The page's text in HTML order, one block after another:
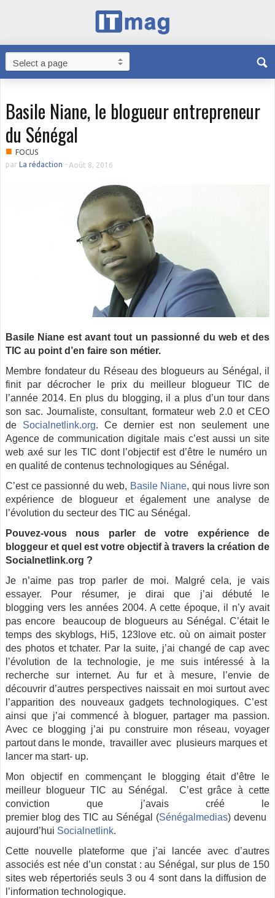
Basile Niane, le blogueur entrepreneur
du Sénégal
■ FOCUS
par La rédaction - Août 8, 2016
Basile Niane est avant tout un passionné du web et des
TIC au point d’en faire son métier.
Membre fondateur du Réseau des blogueurs au Sénégal, il
finit par décrocher le prix du meilleur blogueur TIC de
l’année 2014. En plus du blogging, il a plus d’un tour dans
son sac. Journaliste, consultant, formateur web 2.0 et CEO
de Socialnetlink.org. Ce dernier est non seulement une
Agence de communication digitale mais c’est aussi un site
web axé sur les TIC dont l’objectif est d’être le numéro un
en qualité de contenus technologiques au Sénégal.
C’est ce passionné du web, Basile Niane, qui nous livre son
expérience de blogueur et également une analyse de
l’évolution du​ ​secteur​ ​des​ ​TIC​ ​au​ ​Sénégal.
Pouvez-vous nous parler de votre expérience de
bloggeur et quel est votre objectif à travers la création de
Socialnetlink.org ?
Je n’aime pas trop parler de moi. Malgré cela, je vais
essayer. Pour résumer, je dirai que j’ai débuté le
blogging vers les années 2004. A cette époque, il n’y avait
pas encore beaucoup de blogueurs au Sénégal. C’était le
temps des skyblogs, Hi5, 123love etc. où​ ​on​ ​aimait​ ​poster​ ​
des​ ​photos​ et ​tchater. Par la suite, j’ai changé de cap avec
l’évolution de la technologie, je me suis intéressé à la
recherche sur internet. Au fur et à mesure, l’envie de
découvrir d’autres perspectives naissait en moi surtout avec
l’apparition des nouveaux gadgets technologiques. C’est
ainsi que j’ai commencé à bloguer, partager ma passion.
Avec ce blogging j’ai pu construire ​mon réseau, voyager
partout dans​ ​le​ ​monde,​ ​​ ​travailler​ ​avec​ ​​ ​plusieurs​ ​marques​ ​et​ ​
lancer​ ​ma start- up.
Mon objectif en commençant le blogging était d’être le
meilleur blogueur TIC au Sénégal. C’est grâce à cette
conviction que j’avais créé le
premier blog des TIC au Sénégal (Sénégalmedias) devenu​ ​
aujourd’hui​ ​​ Socialnetlink.
Cette nouvelle plateforme que j’ai lancée avec d’autres
associés est née d’un constat : au Sénégal, sur plus de 150
sites web répertoriés seuls 3 ou 4 sont dans la diffusion​ ​de​ ​
l’information​ ​technologique.